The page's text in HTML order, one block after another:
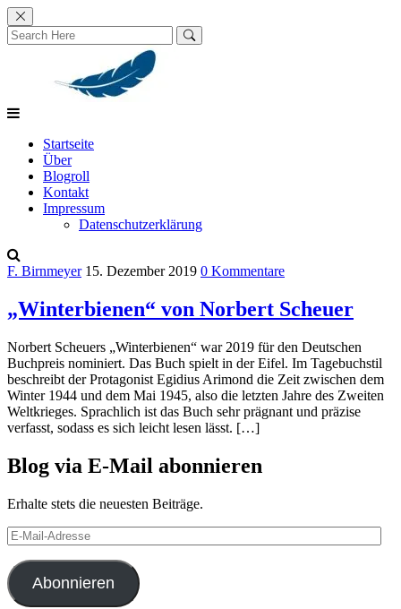
Skip
to
content
Startseite
Über
Blogroll
Kontakt
Impressum
Datenschutzerklärung
F. Birnmeyer 15. Dezember 2019 0 Kommentare
„Winterbienen“ von Norbert Scheuer
Norbert Scheuers „Winterbienen“ war 2019 für den Deutschen
Buchpreis nominiert. Das Buch spielt in der Eifel. Im Tagebuchstil
beschreibt der Protagonist Egidius Arimond die Zeit zwischen dem
Winter 1944 und dem Mai 1945, also die letzten Jahre des Zweiten
Weltkrieges. Sprachlich ist das Buch sehr prägnant und präzise
verfasst, sodass es sich leicht lesen lässt. […]
Blog via E-Mail abonnieren
Erhalte stets die neuesten Beiträge.
E-
Mail-
Adresse
Abonnieren